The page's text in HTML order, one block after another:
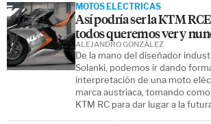
MOTOS ELÉCTRICAS
Así podría ser la KTM
todos queremos ver y
De la mano del diseñador
Solanki, podemos ir dando
interpretación de una moto
marca austriaca, tomando
KTM RC para dar lugar a la
ALEJANDRO GONZÁLEZ